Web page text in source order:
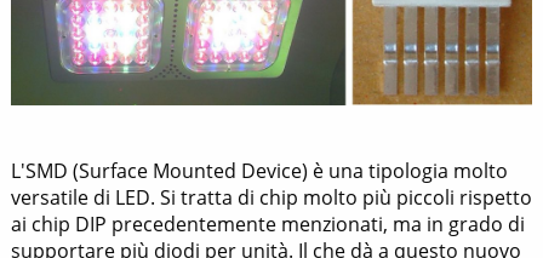
L'SMD (Surface Mounted Device) è una tipologia molto
versatile di LED. Si tratta di chip molto più piccoli rispetto
ai chip DIP precedentemente menzionati, ma in grado di
supportare più diodi per unità. Il che dà a questo nuovo